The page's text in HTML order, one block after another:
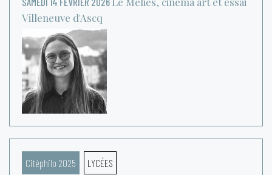
Villeneuve d'Ascq
Citéphilo 2025 LYCÉES